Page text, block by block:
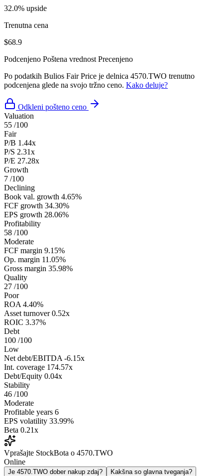
32.0% upside
Trenutna cena
$68.9
Podcenjeno Poštena vrednost Precenjeno
Po podatkih Bulios Fair Price je delnica 4570.TWO trenutno
podcenjena glede na svojo tržno ceno. Kako deluje?
Odkleni pošteno ceno
Valuation
55 /100
Fair
P/B 1.44x
P/S 2.31x
P/E 27.28x
Growth
7 /100
Declining
Book val. growth 4.65%
FCF growth 34.30%
EPS growth 28.06%
Profitability
58 /100
Moderate
FCF margin 9.15%
Op. margin 11.05%
Gross margin 35.98%
Quality
27 /100
Poor
ROA 4.40%
Asset turnover 0.52x
ROIC 3.37%
Debt
100 /100
Low
Net debt/EBITDA -6.15x
Int. coverage 174.57x
Debt/Equity 0.04x
Stability
46 /100
Moderate
Profitable years 6
EPS volatility 33.99%
Beta 0.21x
Vprašajte StockBota o 4570.TWO
Online
Je 4570.TWO dober nakup zdaj?
Kakšna so glavna tveganja?